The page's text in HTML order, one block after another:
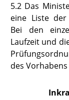
5.2 Das
eine Liste der
Bei den
Laufzeit und
des